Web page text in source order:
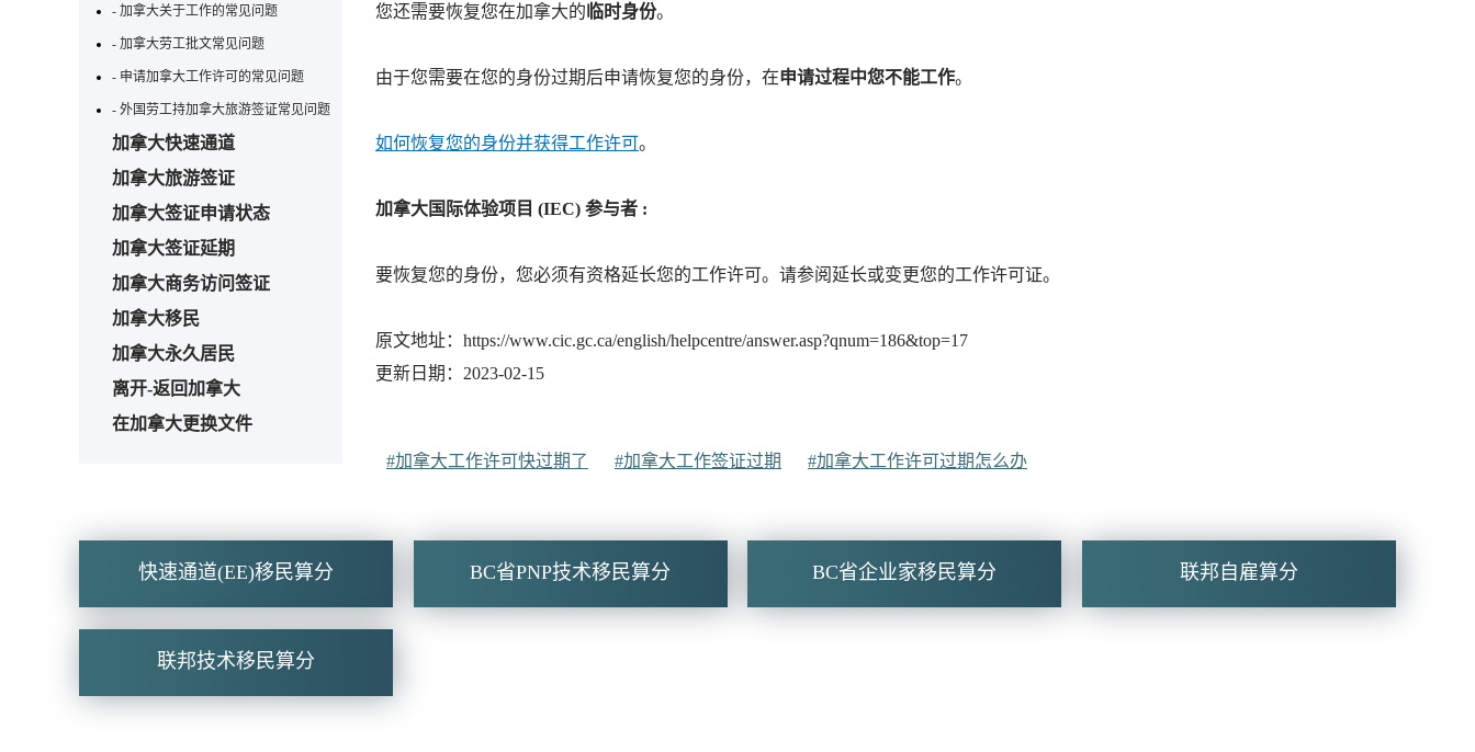
- 加拿大关于工作的常见问题
- 加拿大劳工批文常见问题
- 申请加拿大工作许可的常见问题
- 外国劳工持加拿大旅游签证常见问题
加拿大快速通道
加拿大旅游签证
加拿大签证申请状态
加拿大签证延期
加拿大商务访问签证
加拿大移民
加拿大永久居民
离开-返回加拿大
在加拿大更换文件
您还需要恢复您在加拿大的 临时身份。
由于您需要在您的身份过期后申请恢复您的身份，在申请过程中您不能工作。
如何恢复您的身份并获得工作许可。
加拿大国际体验项目 (IEC) 参与者 :
要恢复您的身份，您必须有资格延长您的工作许可。请参阅延长或变更您的工作许可证。
原文地址：https://www.cic.gc.ca/english/helpcentre/answer.asp?qnum=186&top=17
更新日期：2023-02-15
#加拿大工作许可快过期了 #加拿大工作签证过期 #加拿大工作许可过期怎么办
快速通道(EE)移民算分 BC省PNP技术移民算分 BC省企业家移民算分 联邦自雇算分
联邦技术移民算分